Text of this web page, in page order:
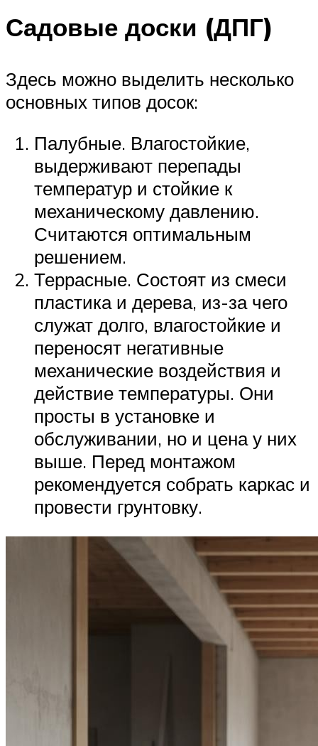
Садовые доски (ДПГ)
Здесь можно выделить несколько
основных типов досок:
Палубные. Влагостойкие,
выдерживают перепады
температур и стойкие к
механическому давлению.
Считаются оптимальным
решением.
Террасные. Состоят из смеси
пластика и дерева, из-за чего
служат долго, влагостойкие и
переносят негативные
механические воздействия и
действие температуры. Они
просты в установке и
обслуживании, но и цена у них
выше. Перед монтажом
рекомендуется собрать каркас и
провести грунтовку.